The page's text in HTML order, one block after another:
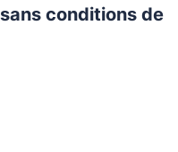
conditions de